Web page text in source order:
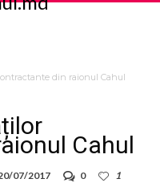
din raionul Cahul
Cahul
07/2017 0
1